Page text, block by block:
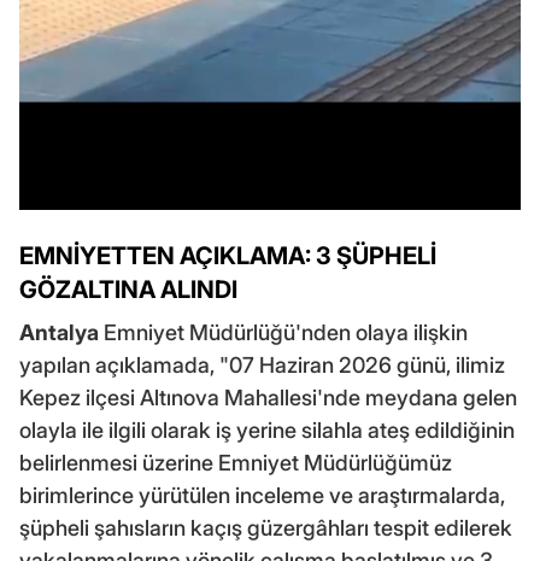
EMNİYETTEN AÇIKLAMA: 3 ŞÜPHELİ
GÖZALTINA ALINDI
Antalya Emniyet Müdürlüğü'nden olaya ilişkin
yapılan açıklamada, "07 Haziran 2026 günü, ilimiz
Kepez ilçesi Altınova Mahallesi'nde meydana gelen
olayla ile ilgili olarak iş yerine silahla ateş edildiğinin
belirlenmesi üzerine Emniyet Müdürlüğümüz
birimlerince yürütülen inceleme ve araştırmalarda,
şüpheli şahısların kaçış güzergâhları tespit edilerek